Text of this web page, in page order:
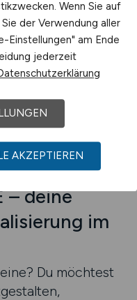
oft über Positionen
oder in
hier bewährt
oder
gezielt
Exportleitung
Länderbereiche.
Import finden
– deine
im
Du möchtest
Wenn Sie auf
der Verwendung aller
Einstellungen" am Ende
jederzeit
AKZEPTIEREN